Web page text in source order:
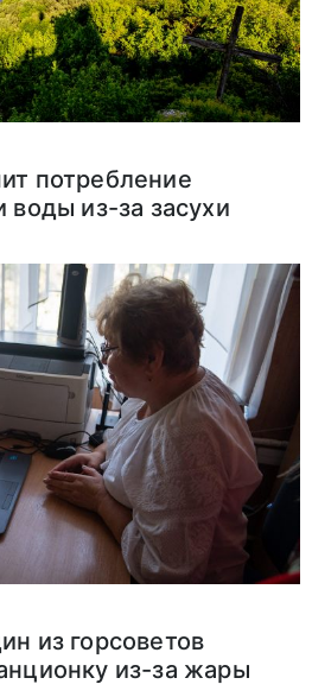
потребление
воды из-за засухи
из горсоветов
из-за жары